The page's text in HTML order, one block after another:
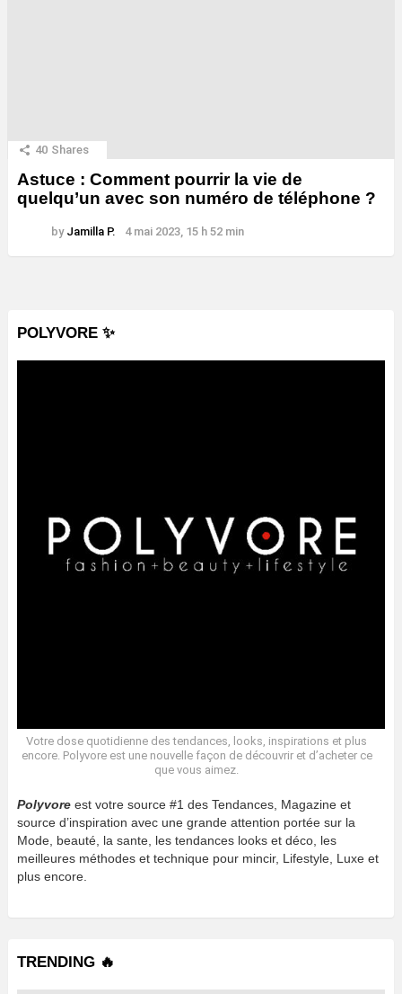
40 Shares
Astuce : Comment pourrir la vie de
quelqu’un avec son numéro de téléphone ?
by Jamilla P. 4 mai 2023, 15 h 52 min
POLYVORE ✨
Votre dose quotidienne des tendances, looks, inspirations et plus
encore. Polyvore est une nouvelle façon de découvrir et d’acheter ce
que vous aimez.
Polyvore est votre source #1 des Tendances, Magazine et
source d’inspiration avec une grande attention portée sur la
Mode, beauté, la sante, les tendances looks et déco, les
meilleures méthodes et technique pour mincir, Lifestyle, Luxe et
plus encore.
TRENDING 🔥